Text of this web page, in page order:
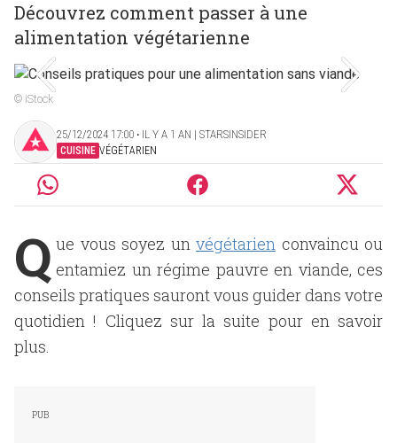
Découvrez comment passer à une
alimentation végétarienne
© iStock
25/12/2024 17:00 ‧ IL Y A 1 AN | STARSINSIDER
CUISINE VÉGÉTARIEN
Q ue vous soyez un végétarien convaincu ou
entamiez un régime pauvre en viande, ces
conseils pratiques sauront vous guider dans votre
quotidien ! Cliquez sur la suite pour en savoir
plus.